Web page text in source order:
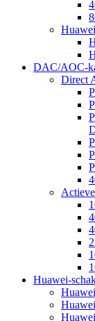
DAC/AOC-
Direct
Huawei-